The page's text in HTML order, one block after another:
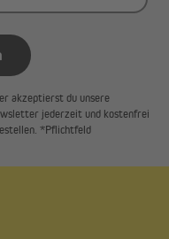
akzeptierst du unsere
jederzeit und kostenfrei
*Pflichtfeld